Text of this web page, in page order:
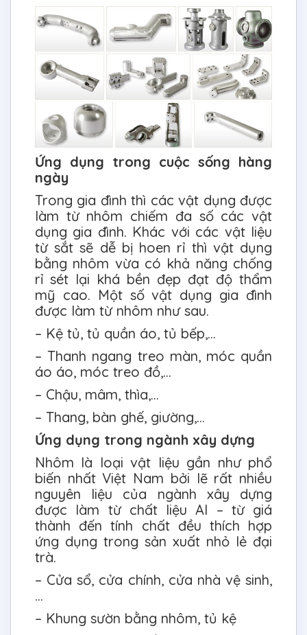
Ứng dụng trong cuộc sống hàng
ngày
Trong gia đình thì các vật dụng được
làm từ nhôm chiếm đa số các vật
dụng gia đình. Khác với các vật liệu
từ sắt sẽ dễ bị hoen rỉ thì vật dụng
bằng nhôm vừa có khả năng chống
rỉ sét lại khá bền đẹp đạt độ thẩm
mỹ cao. Một số vật dụng gia đình
được làm từ nhôm như sau.
– Kệ tủ, tủ quần áo, tủ bếp,…
– Thanh ngang treo màn, móc quần
áo áo, móc treo đồ,…
– Chậu, mâm, thìa,…
– Thang, bàn ghế, giường,…
Ứng dụng trong ngành xây dựng
Nhôm là loại vật liệu gần như phổ
biến nhất Việt Nam bởi lẽ rất nhiều
nguyên liệu của ngành xây dựng
được làm từ chất liệu Al – từ giá
thành đến tính chất đều thích hợp
ứng dụng trong sản xuất nhỏ lẻ đại
trà.
– Cửa sổ, cửa chính, cửa nhà vệ sinh,
…
– Khung sườn bằng nhôm, tủ kệ